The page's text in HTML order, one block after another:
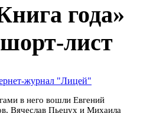
года»
лист
журнал "Лицей"
в него вошли Евгений
Вячеслав Пьецух и Михаила